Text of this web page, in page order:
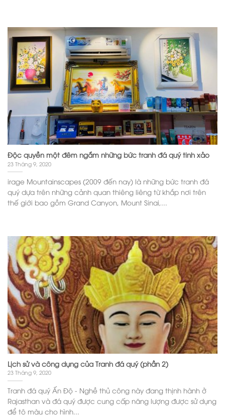
Độc quyền một đêm ngắm những bức tranh đá quý tinh xảo
23 Tháng 9, 2020
irage Mountainscapes (2009 đến nay) là những bức tranh đá
quý dựa trên những cảnh quan thiêng liêng từ khắp nơi trên
thế giới bao gồm Grand Canyon, Mount Sinai,...
Lịch sử và công dụng của Tranh đá quý (phần 2)
23 Tháng 9, 2020
Tranh đá quý Ấn Độ - Nghề thủ công này đang thịnh hành ở
Rajasthan và đá quý được cung cấp năng lượng được sử dụng
để tô màu cho hình...